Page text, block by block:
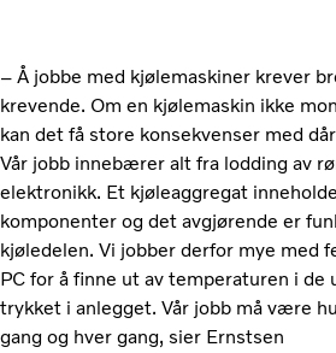
– Å jobbe med kjølemaskiner krever
krevende. Om en kjølemaskin ikke
kan det få store konsekvenser med
Vår jobb innebærer alt fra lodding av
elektronikk. Et kjøleaggregat
komponenter og det avgjørende er
kjøledelen. Vi jobber derfor mye med
PC for å finne ut av temperaturen i de
trykket i anlegget. Vår jobb må være
gang og hver gang, sier Ernstsen